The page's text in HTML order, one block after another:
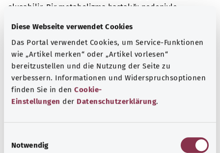
Diese Webseite verwendet Cookies
Das Portal verwendet Cookies, um Service-Funktionen
wie „Artikel merken“ oder „Artikel vorlesen“
bereitzustellen und die Nutzung der Seite zu
verbessern. Informationen und Widerspruchsoptionen
finden Sie in den Cookie-
Einstellungen der Datenschutzerklärung.
Notwendig
oluşabilir. Bir metabolizma hastalığı nedeniyle
Ek kodlar
Not
Kaynak
Federal Sağlık Bakanlığı (BMG) adına "Was hab' ich?"